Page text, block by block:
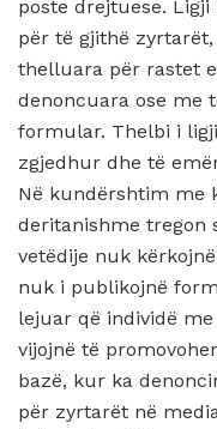
poste drejtuese.
për të gjithë
thelluara për rastet
denoncuara ose me
formular. Thelbi i
zgjedhur dhe të
Në kundërshtim me
deritanishme tregon
vetëdije nuk
nuk i publikojnë
lejuar që individë
vijojnë të
bazë, kur ka
për zyrtarët në